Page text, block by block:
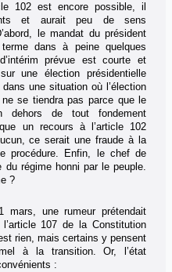
102 est encore possible, il
et aurait peu de sens
le mandat du président
dans à peine quelques
prévue est courte et
une élection présidentielle
une situation où l’élection
se tiendra pas parce que le
de tout fondement
un recours à l’article 102
ce serait une fraude à la
procédure. Enfin, le chef de
du régime honni par le peuple.
?
mars, une rumeur prétendait
107 de la Constitution
rien, mais certains y pensent
à la transition. Or, l’état
: